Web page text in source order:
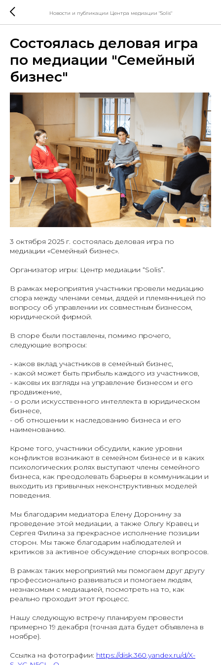
Новости и публикации Центра медиации "Solis"
Состоялась деловая игра
по медиации "Семейный
бизнес"
3 октября 2025 г. состоялась деловая игра по
медиации «Семейный бизнес».
Организатор игры: Центр медиации “Solis”.
В рамках мероприятия участники провели медиацию
спора между членами семьи, дядей и племянницей по
вопросу об управлении их совместным бизнесом,
юридической фирмой.
В споре были поставлены, помимо прочего,
следующие вопросы:
- каков вклад участников в семейный бизнес,
- какой может быть прибыль каждого из участников,
- каковы их взгляды на управление бизнесом и его
продвижение,
- о роли искусственного интеллекта в юридическом
бизнесе,
- об отношении к наследованию бизнеса и его
наименованию.
Кроме того, участники обсудили, какие уровни
конфликтов возникают в семейном бизнесе и в каких
психологических ролях выступают члены семейного
бизнеса, как преодолевать барьеры в коммуникации и
выходить из привычных неконструктивных моделей
поведения.
Мы благодарим медиатора Елену Доронину за
проведение этой медиации, а также Ольгу Кравец и
Сергея Филина за прекрасное исполнение позиции
сторон. Мы также благодарим наблюдателей и
критиков за активное обсуждение спорных вопросов.
В рамках таких мероприятий мы помогаем друг другу
профессионально развиваться и помогаем людям,
незнакомым с медиацией, посмотреть на то, как
реально проходит этот процесс.
Нашу следующую встречу планируем провести
примерно 19 декабря (точная дата будет объявлена в
ноябре).
Ссылка на фотографии: https://disk.360.yandex.ru/d/X-